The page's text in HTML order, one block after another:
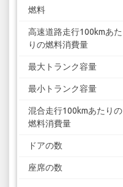
燃料
高速道路走行100kmあた
りの燃料消費量
最大トランク容量
最小トランク容量
混合走行100kmあたりの
燃料消費量
ドアの数
座席の数